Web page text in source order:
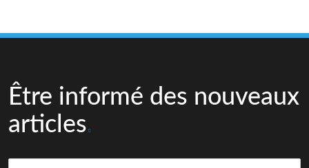
Être informé des nouveaux
articles